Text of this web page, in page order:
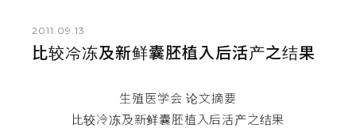
2011.09.13
比较冷冻及新鲜囊胚植入后活产之结果
生殖医学会 论文摘要
比较冷冻及新鲜囊胚植入后活产之结果